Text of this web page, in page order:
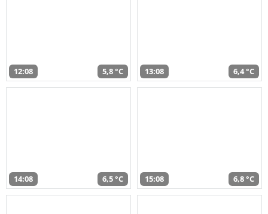
12:08 5,8 °C 13:08 6,4 °C
14:08 6,5 °C 15:08 6,8 °C